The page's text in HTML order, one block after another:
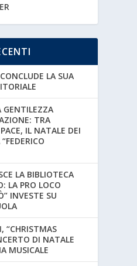
LA SUA
GENTILEZZA
TRA
IL NATALE DEI
LA BIBLIOTECA
LA PRO LOCO
INVESTE SU
“CHRISTMAS
DI NATALE
MUSICALE